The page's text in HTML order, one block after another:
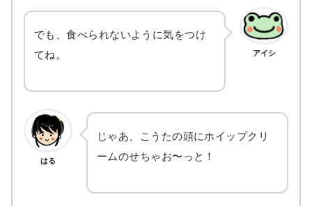
アイシ
でも、食べられないように気をつけ
てね。
はる
じゃあ、こうたの頭にホイップクリ
ームのせちゃお〜っと！